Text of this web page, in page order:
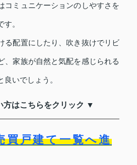
コミュニケーションのしやすさを
。
る配置にしたり、吹き抜けでリビ
、家族が自然と気配を感じられる
いでしょう。
方はこちらをクリック ▼
買戸建て一覧へ進